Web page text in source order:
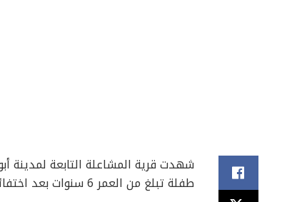
شهدت قرية المشاعلة التابعة لمدينة
طفلة تبلغ من العمر 6 سنوات بعد اختفائها يوم كامل.